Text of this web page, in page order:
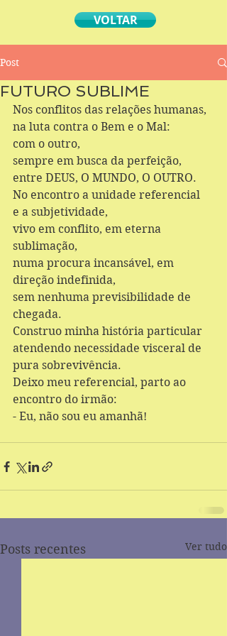
VOLTAR
Post
FUTURO SUBLIME
Nos conflitos das relações humanas,
na luta contra o Bem e o Mal:
com o outro,
sempre em busca da perfeição,
entre DEUS, O MUNDO, O OUTRO.
No encontro a unidade referencial
e a subjetividade,
vivo em conflito, em eterna
sublimação,
numa procura incansável, em
direção indefinida,
sem nenhuma previsibilidade de
chegada.
Construo minha história particular
atendendo necessidade visceral de
pura sobrevivência.
Deixo meu referencial, parto ao
encontro do irmão:
- Eu, não sou eu amanhã!
Posts recentes Ver tudo